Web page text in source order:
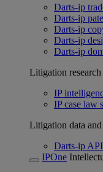
Darts-ip
Darts-ip
Darts-ip
Darts-ip
Darts-ip
Litigation research
IP
IP case law
Litigation data
Darts-ip API
IPOne